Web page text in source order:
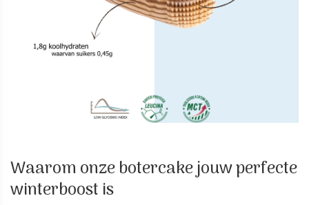
Waarom onze botercake jouw perfecte
winterboost is